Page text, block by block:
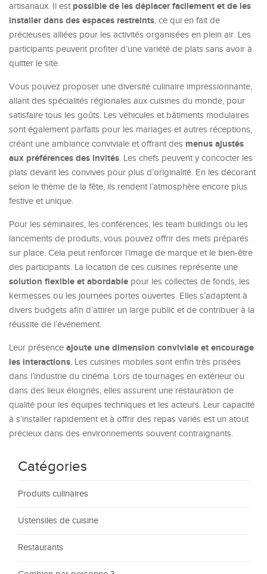
artisanaux. Il est possible de les déplacer facilement et de les
installer dans des espaces restreints, ce qui en fait de
précieuses alliées pour les activités organisées en plein air. Les
participants peuvent profiter d’une variété de plats sans avoir à
quitter le site.
Vous pouvez proposer une diversité culinaire impressionnante,
allant des spécialités régionales aux cuisines du monde, pour
satisfaire tous les goûts. Les véhicules et bâtiments modulaires
sont également parfaits pour les mariages et autres réceptions,
créant une ambiance conviviale et offrant des menus ajustés
aux préférences des invités. Les chefs peuvent y concocter les
plats devant les convives pour plus d’originalité. En les décorant
selon le thème de la fête, ils rendent l’atmosphère encore plus
festive et unique.
Pour les séminaires, les conférences, les team buildings ou les
lancements de produits, vous pouvez offrir des mets préparés
sur place. Cela peut renforcer l’image de marque et le bien-être
des participants. La location de ces cuisines représente une
solution flexible et abordable pour les collectes de fonds, les
kermesses ou les journées portes ouvertes. Elles s’adaptent à
divers budgets afin d’attirer un large public et de contribuer à la
réussite de l’événement.
Leur présence ajoute une dimension conviviale et encourage
les interactions. Les cuisines mobiles sont enfin très prisées
dans l’industrie du cinéma. Lors de tournages en extérieur ou
dans des lieux éloignés, elles assurent une restauration de
qualité pour les équipes techniques et les acteurs. Leur capacité
à s’installer rapidement et à offrir des repas variés est un atout
précieux dans des environnements souvent contraignants.
Catégories
Produits culinaires
Ustensiles de cuisine
Restaurants